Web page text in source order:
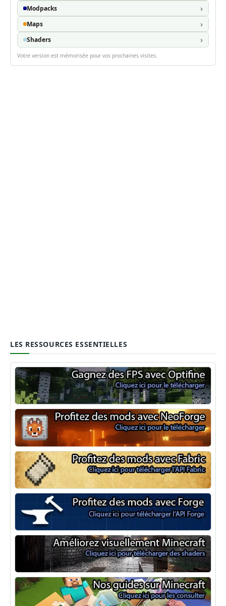
Modpacks
Maps
Shaders
Votre version est mémorisée pour vos prochaines visites.
LES RESSOURCES ESSENTIELLES
Optifine
NeoForge
Minecraft Fabric
Minecraft Forge
Shaders Minecraft